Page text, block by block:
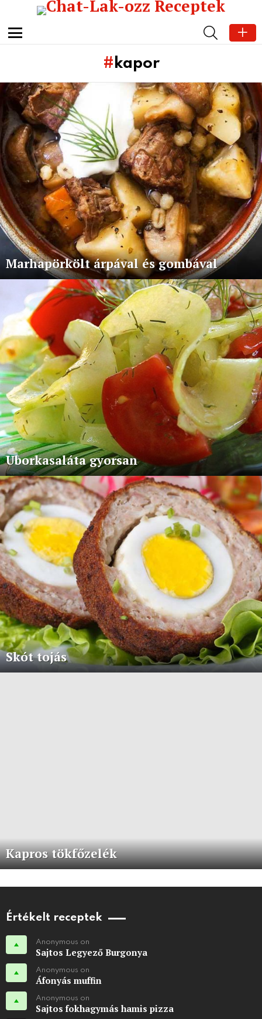
Menu
SEARCH
kapor
Subterms
Latest
stories
Marhapörkölt árpával és gombával
Uborkasaláta gyorsan
Skót tojás
Kapros tökfőzelék
Értékelt receptek
Anonymous on
Sajtos Legyező Burgonya
Anonymous on
Áfonyás muffin
Anonymous on
Sajtos fokhagymás hamis pizza